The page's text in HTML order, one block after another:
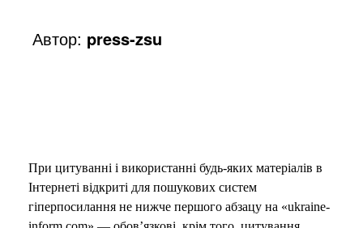
Автор: press-zsu
При цитуванні і використанні будь-яких матеріалів в
Інтернеті відкриті для пошукових систем
гіперпосилання не нижче першого абзацу на «ukraine-